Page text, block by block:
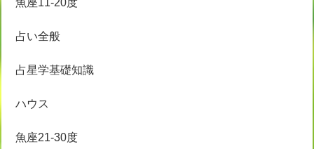
占い全般
占星学基礎知識
ハウス
魚座21-30度